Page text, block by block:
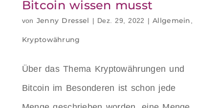
Bitcoin wissen musst
von Jenny Dressel | Dez. 29, 2022 |Allgemein
Kryptowährung
Über das Thema Kryptowährungen und
Bitcoin im Besonderen ist schon jede